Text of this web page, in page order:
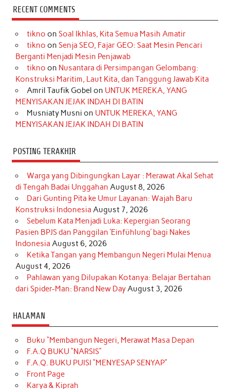
c
e
b
o
k
s
t
a
r
a
m
k
T
o
k
t
e
r
e
s
t
k
e
d
I
n
t
t
r
T
u
e
RECENT COMMENTS
tikno on Soal Ikhlas, Kita Semua Masih Amatir
tikno on Senja SEO, Fajar GEO: Saat Mesin Pencari
Berganti Menjadi Mesin Penjawab
tikno on Nusantara di Persimpangan Gelombang:
Konstruksi Maritim, Laut Kita, dan Tanggung Jawab Kita
Amril Taufik Gobel on UNTUK MEREKA, YANG
MENYISAKAN JEJAK INDAH DI BATIN
Musniaty Musni on UNTUK MEREKA, YANG
MENYISAKAN JEJAK INDAH DI BATIN
POSTING TERAKHIR
Warga yang Dibingungkan Layar : Merawat Akal Sehat
di Tengah Badai Unggahan August 8, 2026
Dari Gunting Pita ke Umur Layanan: Wajah Baru
Konstruksi Indonesia August 7, 2026
Sebelum Kata Menjadi Luka: Kepergian Seorang
Pasien BPJS dan Panggilan ‘Einfühlung’ bagi Nakes
Indonesia August 6, 2026
Ketika Tangan yang Membangun Negeri Mulai Menua
August 4, 2026
Pahlawan yang Dilupakan Kotanya: Belajar Bertahan
dari Spider-Man: Brand New DayAugust 3, 2026
HALAMAN
Buku “Membangun Negeri, Merawat Masa Depan
F.A.Q BUKU “NARSIS”
F.A.Q. BUKU PUISI “MENYESAP SENYAP”
Front Page
Karya & Kiprah